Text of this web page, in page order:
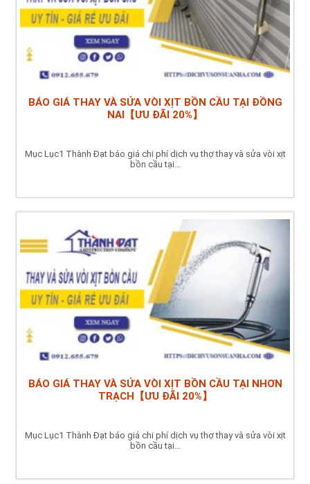
BÁO GIÁ THAY VÀ SỬA VÒI XỊT BỒN CẦU TẠI ĐỒNG
NAI【ƯU ĐÃI 20%】
Mục Lục1 Thành Đạt báo giá chi phí dịch vụ thợ thay và sửa vòi xịt
bồn cầu tại...
BÁO GIÁ THAY VÀ SỬA VÒI XỊT BỒN CẦU TẠI NHƠN
TRẠCH【ƯU ĐÃI 20%】
Mục Lục1 Thành Đạt báo giá chi phí dịch vụ thợ thay và sửa vòi xịt
bồn cầu tại...